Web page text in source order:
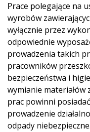
Prace polegające na
wyrobów
wyłącznie przez
odpowiednie
prowadzenia takich
pracowników
bezpieczeństwa i
wymianie materiałów
prac powinni
prowadzenie
odpady niebezpieczne.